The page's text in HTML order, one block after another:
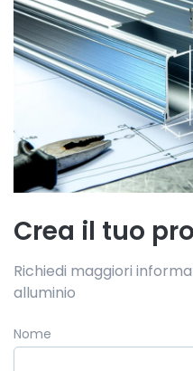
Crea il tuo
Richiedi maggiori
alluminio
Nome